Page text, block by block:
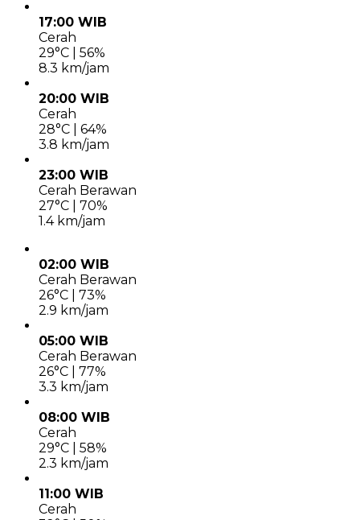
17:00 WIB
Cerah
29°C | 56%
8.3 km/jam
20:00 WIB
Cerah
28°C | 64%
3.8 km/jam
23:00 WIB
Cerah Berawan
27°C | 70%
1.4 km/jam
02:00 WIB
Cerah Berawan
26°C | 73%
2.9 km/jam
05:00 WIB
Cerah Berawan
26°C | 77%
3.3 km/jam
08:00 WIB
Cerah
29°C | 58%
2.3 km/jam
11:00 WIB
Cerah